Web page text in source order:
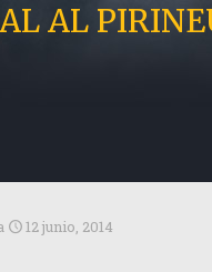
AL
12 junio, 2014